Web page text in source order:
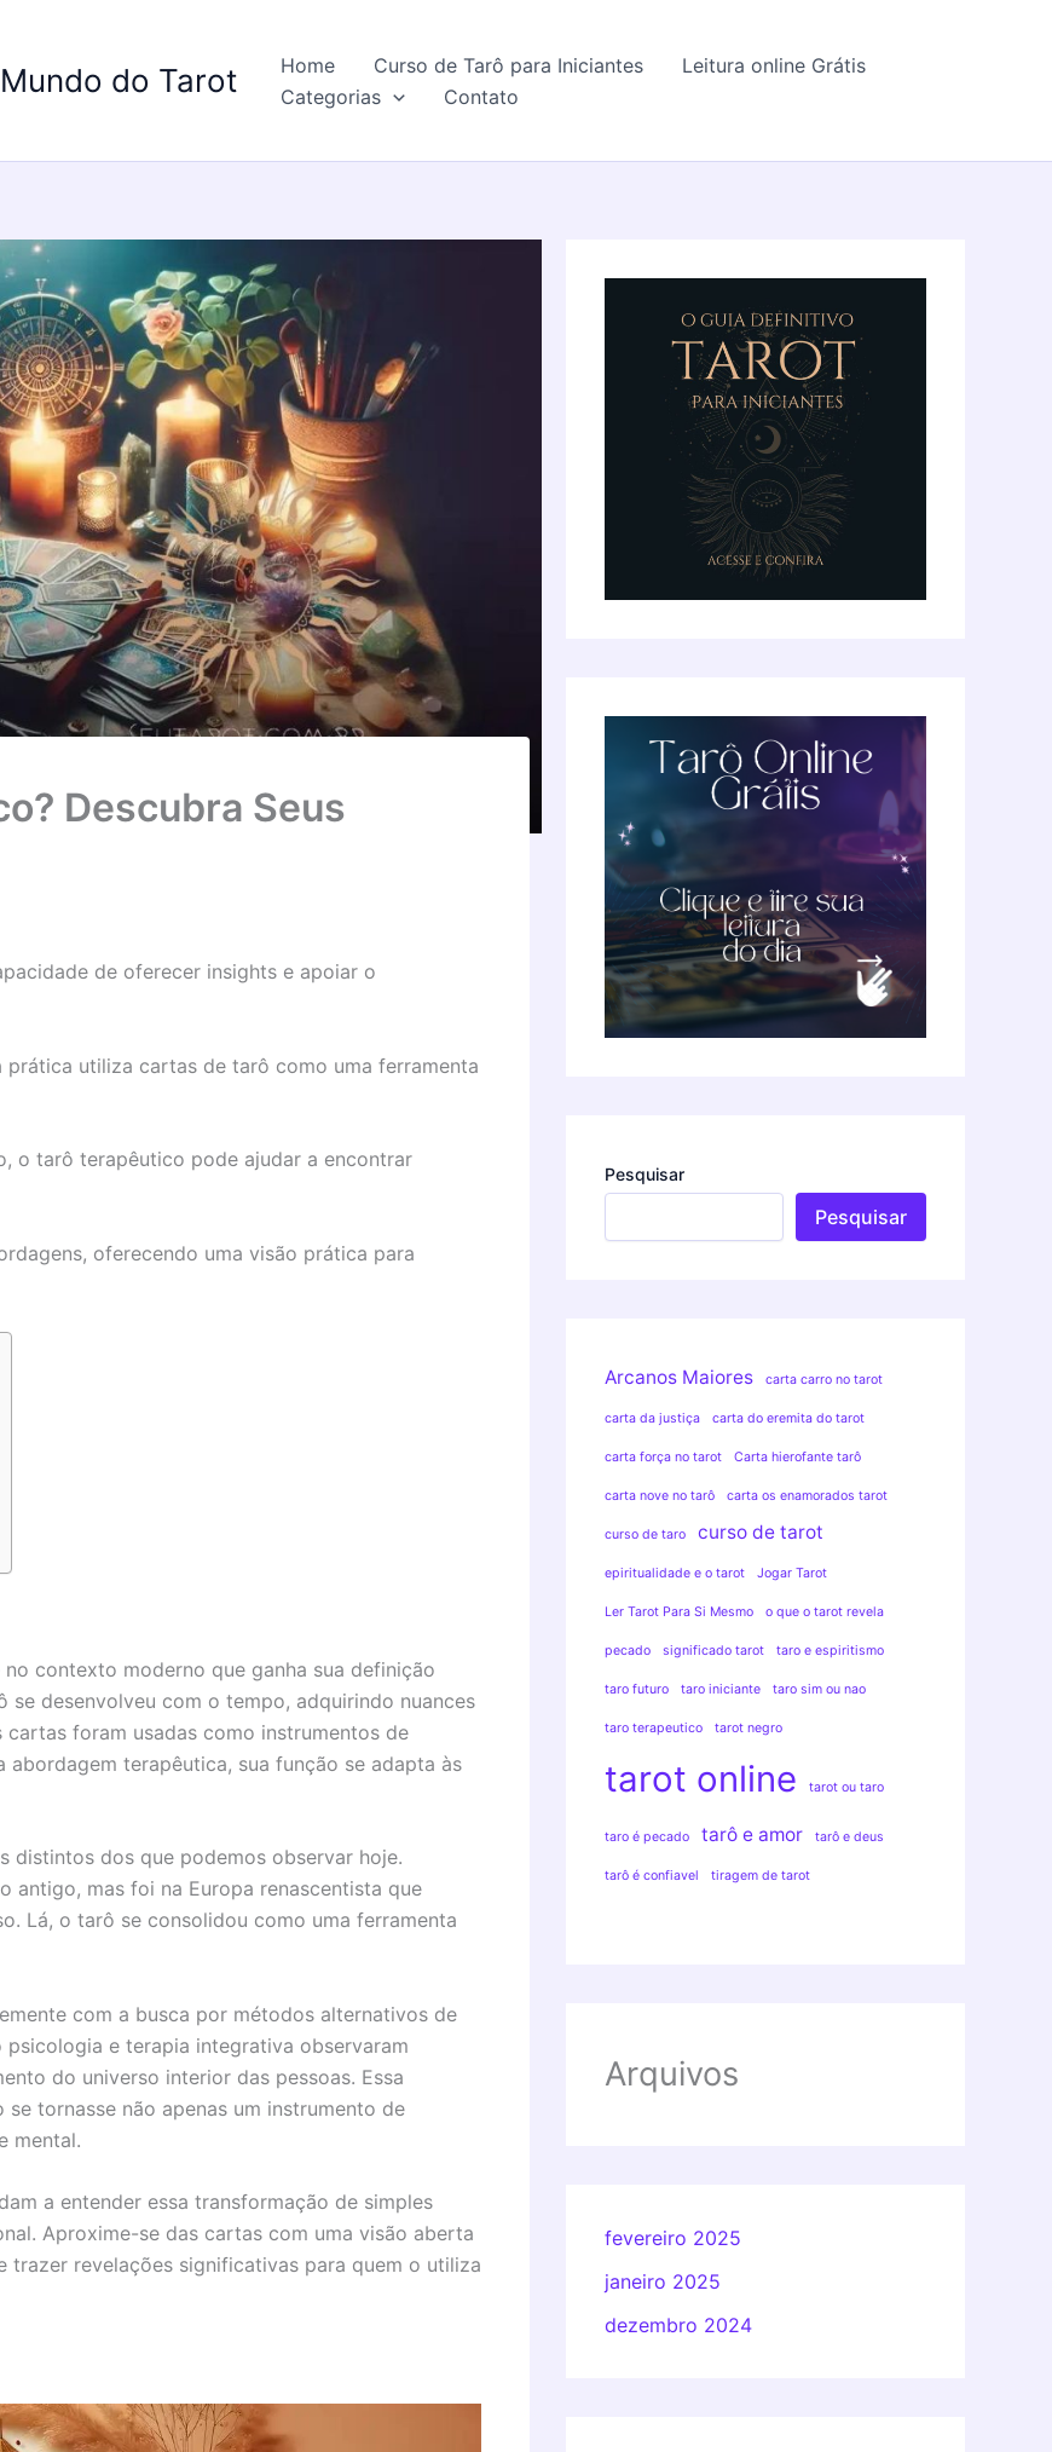
do Tarot Home Curso de Tarô para Iniciantes
Leitura online Grátis
Categorias
Contato
Descubra Seus
de oferecer insights e apoiar o
utiliza cartas de tarô como uma ferramenta
o tarô terapêutico pode ajudar a encontrar
oferecendo uma visão prática para
contexto moderno que ganha sua definição
desenvolveu com o tempo, adquirindo nuances
foram usadas como instrumentos de
terapêutica, sua função se adapta às
distintos dos que podemos observar hoje.
antigo, mas foi na Europa renascentista que
Lá, o tarô se consolidou como uma ferramenta
com a busca por métodos alternativos de
e terapia integrativa observaram
do universo interior das pessoas. Essa
tornasse não apenas um instrumento de
mental.
a entender essa transformação de simples
Aproxime-se das cartas com uma visão aberta
revelações significativas para quem o utiliza
Pesquisar
Pesquisar
Arcanos Maiores carta carro no tarot
carta da justiça carta do eremita do tarot
carta força no tarot Carta hierofante tarô
carta nove no tarô carta os enamorados tarot
curso de taro curso de tarot
epiritualidade e o tarot Jogar Tarot
Ler Tarot Para Si Mesmo o que o tarot revela
pecado significado tarot taro e espiritismo
taro futuro taro iniciante taro sim ou nao
taro terapeutico tarot negro
tarot online tarot ou taro
taro é pecado tarô e amor tarô e deus
tarô é confiavel tiragem de tarot
Arquivos
fevereiro 2025
janeiro 2025
dezembro 2024